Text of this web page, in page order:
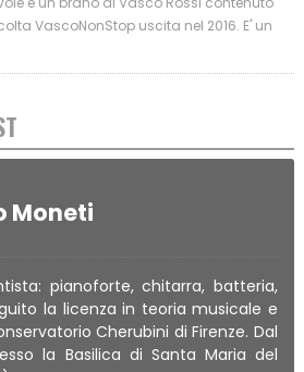
VascoNonStop uscita nel 2016. E' un
Moneti
pianoforte, chitarra, batteria,
la licenza in teoria musicale e
Cherubini di Firenze. Dal
la Basilica di Santa Maria del